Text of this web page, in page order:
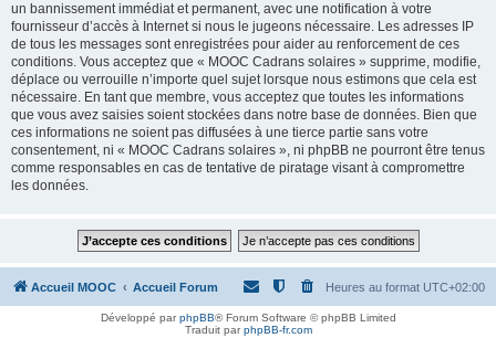
un bannissement immédiat et permanent, avec une notification à votre
fournisseur d’accès à Internet si nous le jugeons nécessaire. Les adresses IP
de tous les messages sont enregistrées pour aider au renforcement de ces
conditions. Vous acceptez que « MOOC Cadrans solaires » supprime, modifie,
déplace ou verrouille n’importe quel sujet lorsque nous estimons que cela est
nécessaire. En tant que membre, vous acceptez que toutes les informations
que vous avez saisies soient stockées dans notre base de données. Bien que
ces informations ne soient pas diffusées à une tierce partie sans votre
consentement, ni « MOOC Cadrans solaires », ni phpBB ne pourront être tenus
comme responsables en cas de tentative de piratage visant à compromettre
les données.
Accueil MOOC Accueil Forum Heures au format UTC+02:00
Développé parphpBB® Forum Software © phpBB Limited
Traduit parphpBB-fr.com